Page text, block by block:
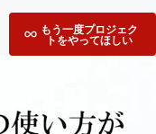
もう一度プロジェク
トをやってほしい